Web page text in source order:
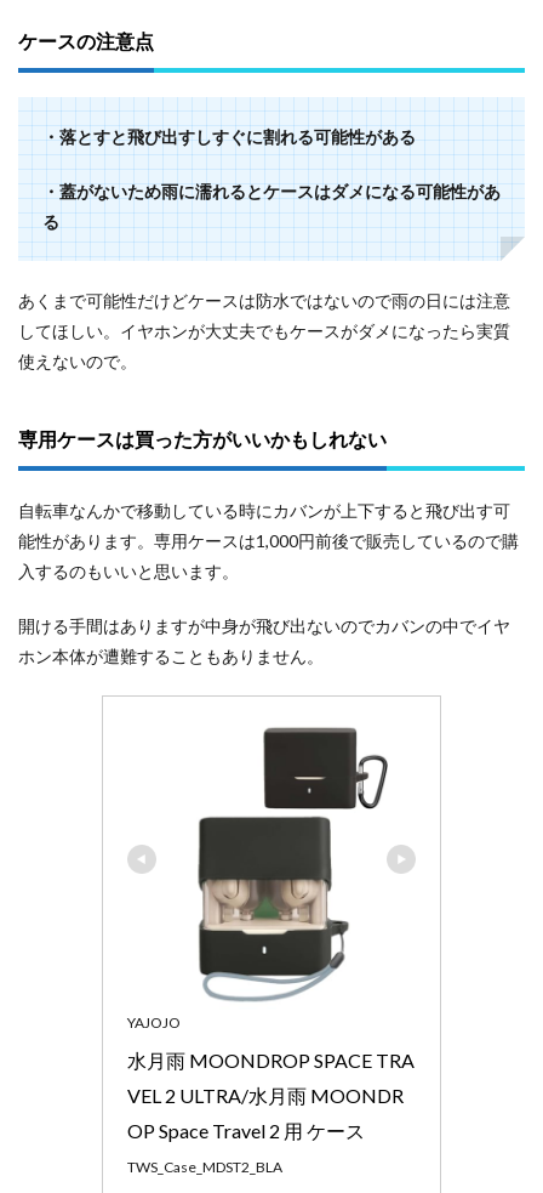
ケースの注意点
・落とすと飛び出すしすぐに割れる可能性がある
・蓋がないため雨に濡れるとケースはダメになる可能性があ
る
あくまで可能性だけどケースは防水ではないので雨の日には注意
してほしい。イヤホンが大丈夫でもケースがダメになったら実質
使えないので。
専用ケースは買った方がいいかもしれない
自転車なんかで移動している時にカバンが上下すると飛び出す可
能性があります。専用ケースは1,000円前後で販売しているので購
入するのもいいと思います。
開ける手間はありますが中身が飛び出ないのでカバンの中でイヤ
ホン本体が遭難することもありません。
YAJOJO
水月雨 MOONDROP SPACE TRA
VEL 2 ULTRA/水月雨 MOONDR
OP Space Travel 2 用 ケース
TWS_Case_MDST2_BLA